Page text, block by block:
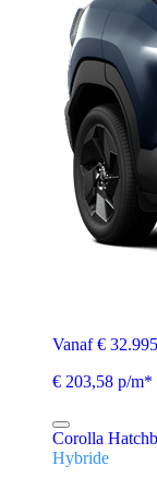
Vanaf €
€ 203,58 p/m*
Corolla
Hybride